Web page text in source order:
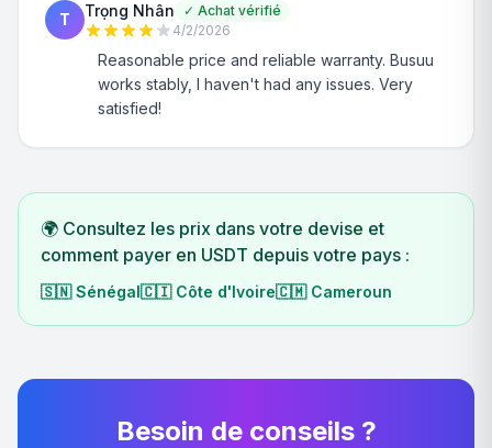
T Trọng Nhân ✓ Achat vérifié
4/2/2026
Reasonable price and reliable warranty. Busuu
works stably, I haven't had any issues. Very
satisfied!
🌍 Consultez les prix dans votre devise et
comment payer en USDT depuis votre pays :
🇸🇳 Sénégal🇨🇮 Côte d'Ivoire🇨🇲 Cameroun
Besoin de conseils ?